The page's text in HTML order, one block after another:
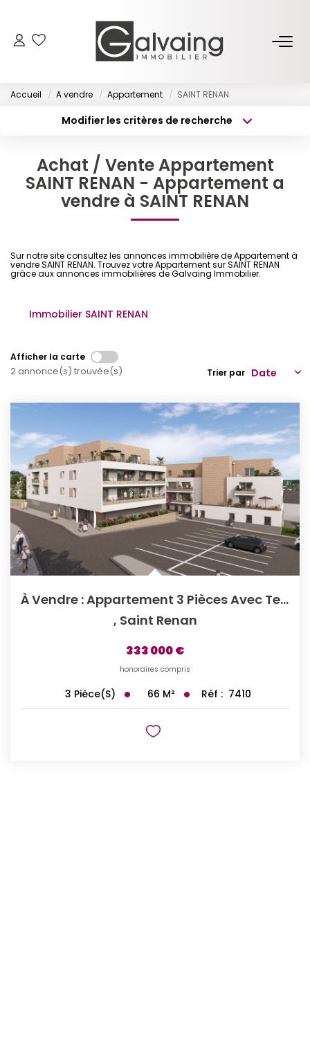
À Vendre
À Louer
PROGRAMMES NEUFS
ESTIMER
GESTION LOCATIVE
Partenariats
Nous Rejoindre
Nos Actualités
ESPACE CLIENT
Gestion Locative
Mon Compte
CONTACT
Accueil A vendre Appartement SAINT RENAN
Modifier les critères de recherche
Sélectionnez...
Type de bien
Surface min
Achat / Vente Appartement
SAINT RENAN - Appartement a
vendre à SAINT RENAN
Sur notre site consultez les annonces immobilière de Appartement à
vendre SAINT RENAN. Trouvez votre Appartement sur SAINT RENAN
grâce aux annonces immobilières de Galvaing Immobilier.
Immobilier SAINT RENAN
Afficher la carte
2 annonce(s) trouvée(s) Trier par
À Vendre : Appartement 3 Pièces Avec Terrasse À Saint Renan
, Saint Renan
333 000 €
honoraires compris
3 Pièce(s) 66 M² Réf : 7410